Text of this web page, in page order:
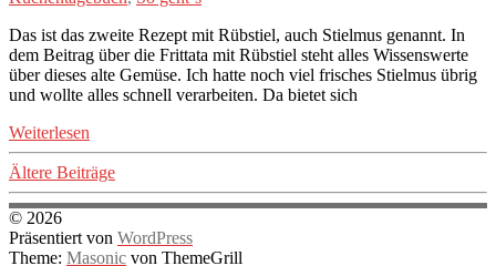
Das ist das zweite Rezept mit Rübstiel, auch Stielmus genannt. In
dem Beitrag über die Frittata mit Rübstiel steht alles Wissenswerte
über dieses alte Gemüse. Ich hatte noch viel frisches Stielmus übrig
und wollte alles schnell verarbeiten. Da bietet sich
Weiterlesen
Beitragsnavigation
Ältere Beiträge
© 2026
Präsentiert von WordPress
Theme: Masonic von ThemeGrill